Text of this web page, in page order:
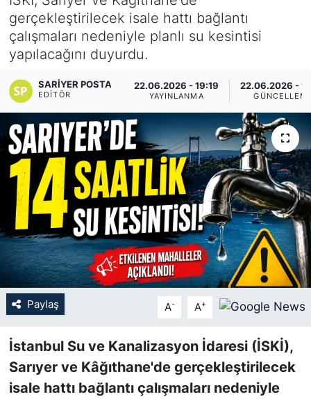
gerçekleştirilecek isale hattı bağlantı
çalışmaları nedeniyle planlı su kesintisi
yapılacağını duyurdu.
SARIYER POSTA
EDITÖR
22.06.2026 - 19:19
YAYINLANMA
22.06.2026 -
Paylaş A- A+
İstanbul Su ve Kanalizasyon İdaresi (İSKİ),
Sarıyer ve Kâğıthane'de gerçekleştirilecek
isale hattı bağlantı çalışmaları nedeniyle
KÖŞE YAZILARI
KÖŞE YAZILARI (Arşiv)
KÜLTÜR SANAT
MAGAZİN
RÖPORTAJ
SAĞLIK
SARIYER HABERLERİ
SARIYER İMAR BARIŞI
SEKTÖR
SİYASET
SON DAKİKA HABERİ